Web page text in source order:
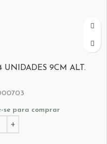
9CM ALT.
se para comprar